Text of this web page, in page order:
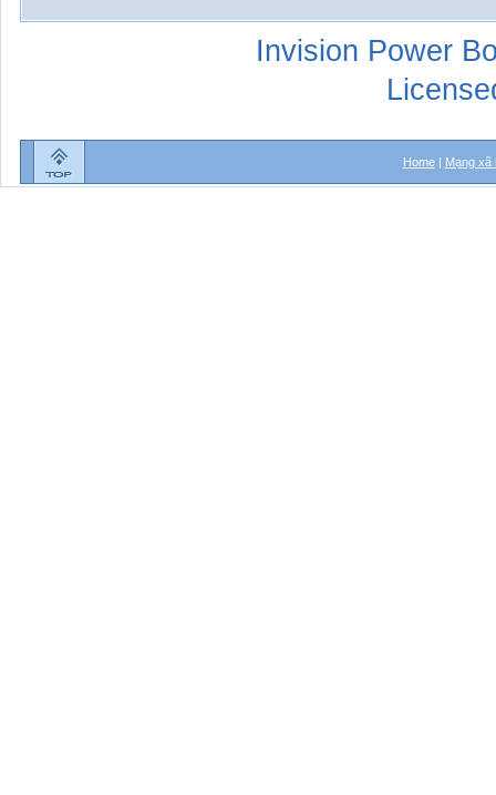
Invision Power
Home| Mạng xã